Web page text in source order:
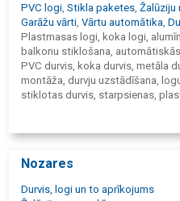
PVC logi Stikla paketes Žalūziju
Garāžu vārti Vārtu automātika
Plastmasas logi, koka logi,
balkonu stiklošana,
PVC durvis, koka durvis, metāla
montāža, durvju uzstādīšana,
stiklotas durvis, starpsienas,
alumīnija ārdurvis, metāla
logi 602 sērija, logi 103 sērija,
Staļina projekts, logi Hruščova
Hruščova projekts logi, lietuviešu
Nozares
Durvis, logi un to aprīkojums